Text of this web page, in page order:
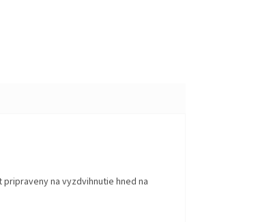
obchodu je 5 z 5 hviezdičiek.
na vyzdvihnutie hned na